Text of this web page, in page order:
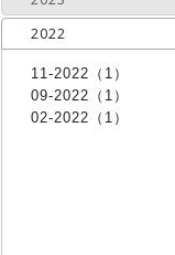
2022
11-2022（1）
09-2022（1）
02-2022（1）